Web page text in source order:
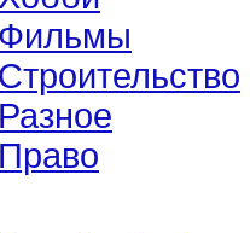
Фильмы
Строительство
Разное
Право